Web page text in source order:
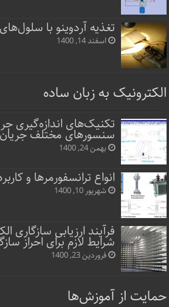
تغذیه آردوینو با
اسفند 14, 1400
الکترونیک به زبان ساده
تکنیک‌های اندازه‌گیری
سنسورهای مختلف
بهمن 24, 1400
انواع ترانسفورمرها و
شهریور 10, 1400
فرآیند ارزیابی سازگاری
شرایط لازم برای احراز
فروردین 23, 1400
حمایت از آموزش‌ها